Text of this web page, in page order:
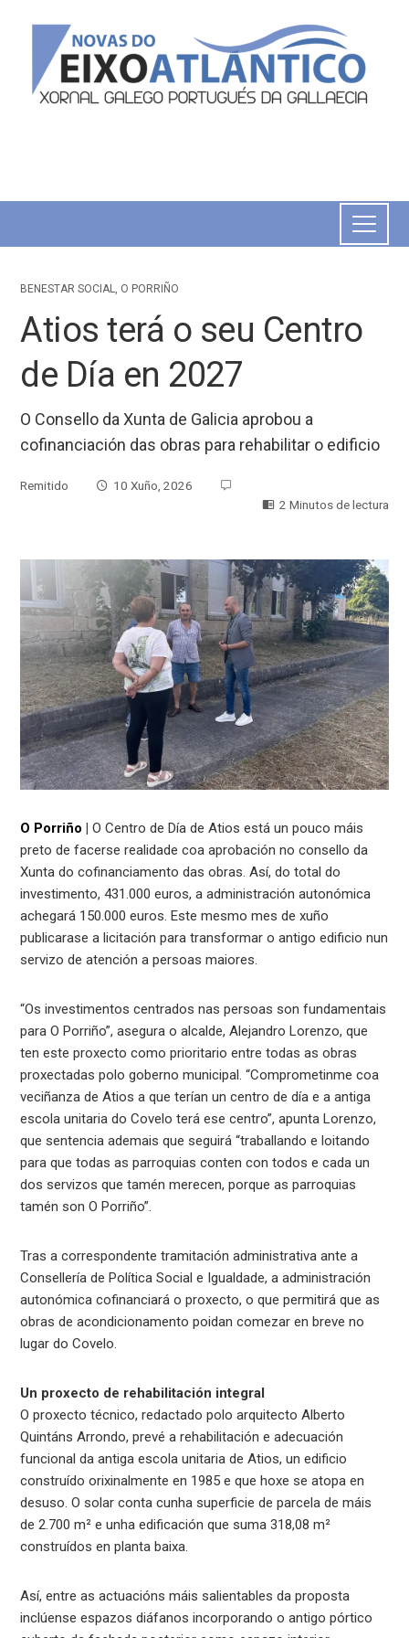
BENESTAR SOCIAL, O PORRIÑO
Atios terá o seu Centro
de Día en 2027
O Consello da Xunta de Galicia aprobou a
cofinanciación das obras para rehabilitar o edificio
Remitido
10 Xuño, 2026
2 Minutos de lectura
O Porriño | O Centro de Día de Atios está un pouco máis
preto de facerse realidade coa aprobación no consello da
Xunta do cofinanciamento das obras. Así, do total do
investimento, 431.000 euros, a administración autonómica
achegará 150.000 euros. Este mesmo mes de xuño
publicarase a licitación para transformar o antigo edificio nun
servizo de atención a persoas maiores.
“Os investimentos centrados nas persoas son fundamentais
para O Porriño”, asegura o alcalde, Alejandro Lorenzo, que
ten este proxecto como prioritario entre todas as obras
proxectadas polo goberno municipal. “Comprometinme coa
veciñanza de Atios a que terían un centro de día e a antiga
escola unitaria do Covelo terá ese centro”, apunta Lorenzo,
que sentencia ademais que seguirá “traballando e loitando
para que todas as parroquias conten con todos e cada un
dos servizos que tamén merecen, porque as parroquias
tamén son O Porriño”.
Tras a correspondente tramitación administrativa ante a
Consellería de Política Social e Igualdade, a administración
autonómica cofinanciará o proxecto, o que permitirá que as
obras de acondicionamento poidan comezar en breve no
lugar do Covelo.
Un proxecto de rehabilitación integral
O proxecto técnico, redactado polo arquitecto Alberto
Quintáns Arrondo, prevé a rehabilitación e adecuación
funcional da antiga escola unitaria de Atios, un edificio
construído orixinalmente en 1985 e que hoxe se atopa en
desuso. O solar conta cunha superficie de parcela de máis
de 2.700 m² e unha edificación que suma 318,08 m²
construídos en planta baixa.
Así, entre as actuacións máis salientables da proposta
inclúense espazos diáfanos incorporando o antigo pórtico